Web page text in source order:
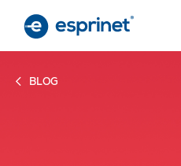
main
BLOG